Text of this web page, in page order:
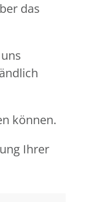
das
können.
Ihrer